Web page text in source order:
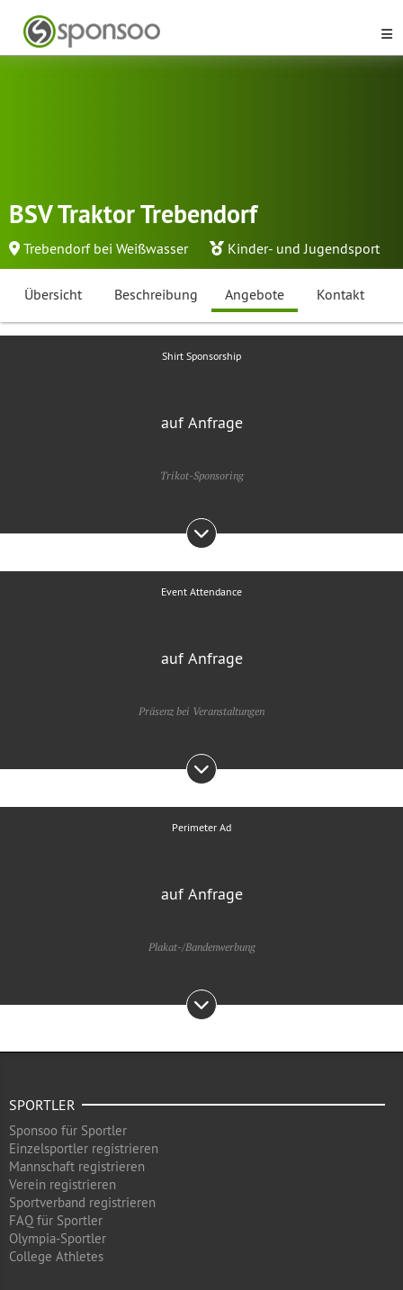
BSV Traktor Trebendorf
Trebendorf bei Weißwasser Kinder- und Jugendsport
Übersicht Beschreibung Angebote Kontakt
Shirt Sponsorship
auf Anfrage
Trikot-Sponsoring
Event Attendance
auf Anfrage
Präsenz bei Veranstaltungen
Perimeter Ad
auf Anfrage
Plakat-/Bandenwerbung
SPORTLER
Sponsoo für Sportler
Einzelsportler registrieren
Mannschaft registrieren
Verein registrieren
Sportverband registrieren
FAQ für Sportler
Olympia-Sportler
College Athletes